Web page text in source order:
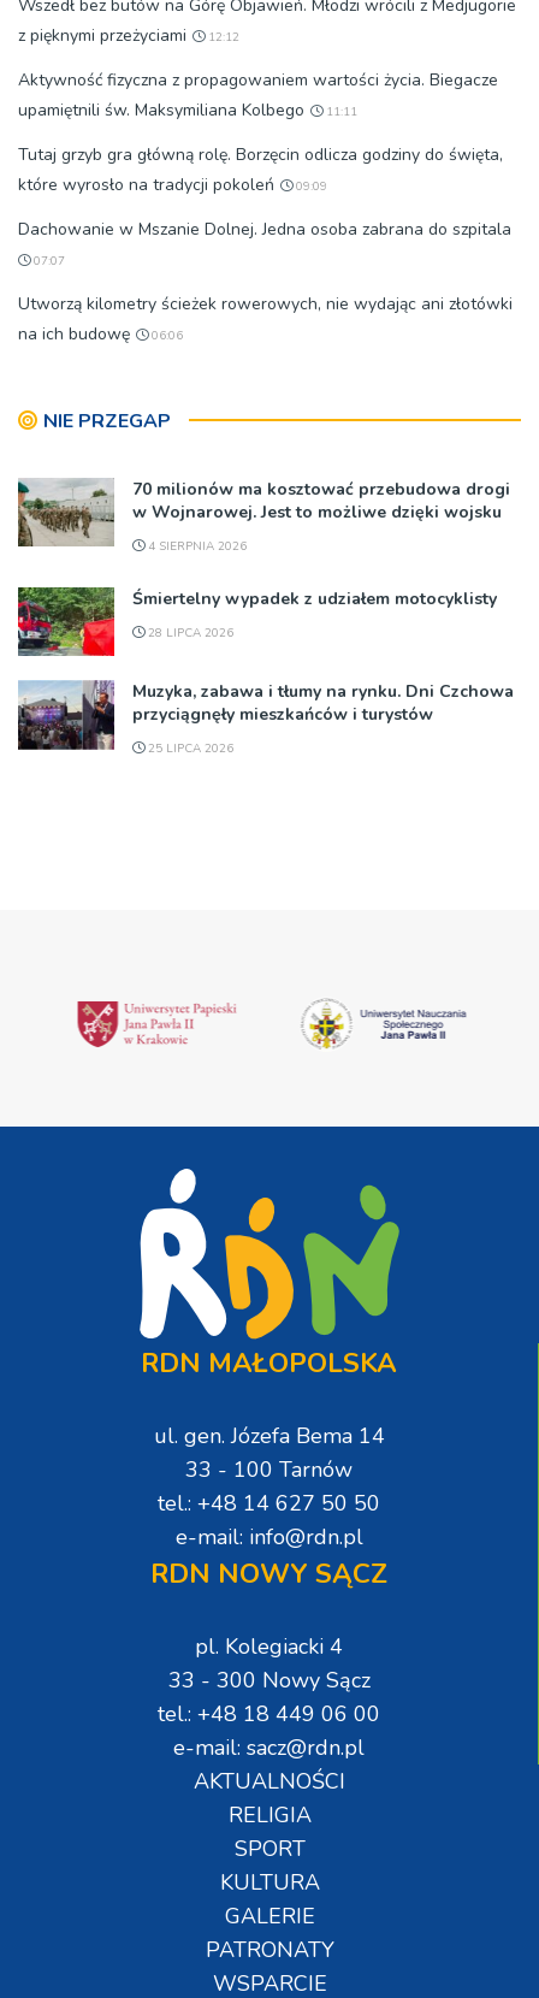
Wszedł bez butów na Górę Objawień. Młodzi wrócili z Medjugorie
z pięknymi przeżyciami
12:12
Aktywność fizyczna z propagowaniem wartości życia. Biegacze
upamiętnili św. Maksymiliana Kolbego
11:11
Tutaj grzyb gra główną rolę. Borzęcin odlicza godziny do święta,
które wyrosło na tradycji pokoleń
09:09
Dachowanie w Mszanie Dolnej. Jedna osoba zabrana do szpitala
07:07
Utworzą kilometry ścieżek rowerowych, nie wydając ani złotówki
na ich budowę
06:06
NIE PRZEGAP
70 milionów ma kosztować przebudowa drogi
w Wojnarowej. Jest to możliwe dzięki wojsku
4 SIERPNIA 2026
Śmiertelny wypadek z udziałem motocyklisty
28 LIPCA 2026
Muzyka, zabawa i tłumy na rynku. Dni Czchowa
przyciągnęły mieszkańców i turystów
25 LIPCA 2026
RDN MAŁOPOLSKA
ul. gen. Józefa Bema 14
33 - 100 Tarnów
tel.: +48 14 627 50 50
e-mail: info@rdn.pl
RDN NOWY SĄCZ
pl. Kolegiacki 4
33 - 300 Nowy Sącz
tel.: +48 18 449 06 00
e-mail: sacz@rdn.pl
AKTUALNOŚCI
RELIGIA
SPORT
KULTURA
GALERIE
PATRONATY
WSPARCIE